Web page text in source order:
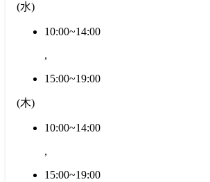
(水)
10:00~14:00
,
15:00~19:00
(木)
10:00~14:00
,
15:00~19:00